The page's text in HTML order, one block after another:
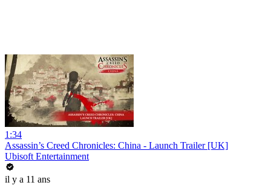
1:34
Assassin’s Creed Chronicles: China - Launch Trailer [UK]
Ubisoft Entertainment
il y a 11 ans